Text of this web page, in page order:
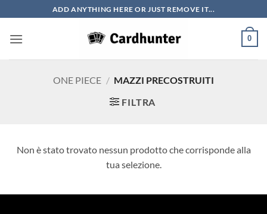
ai
contenuti
ADD ANYTHING HERE OR JUST REMOVE IT...
0
ONE PIECE / MAZZI PRECOSTRUITI
FILTRA
Non è stato trovato nessun prodotto che corrisponde alla
tua selezione.